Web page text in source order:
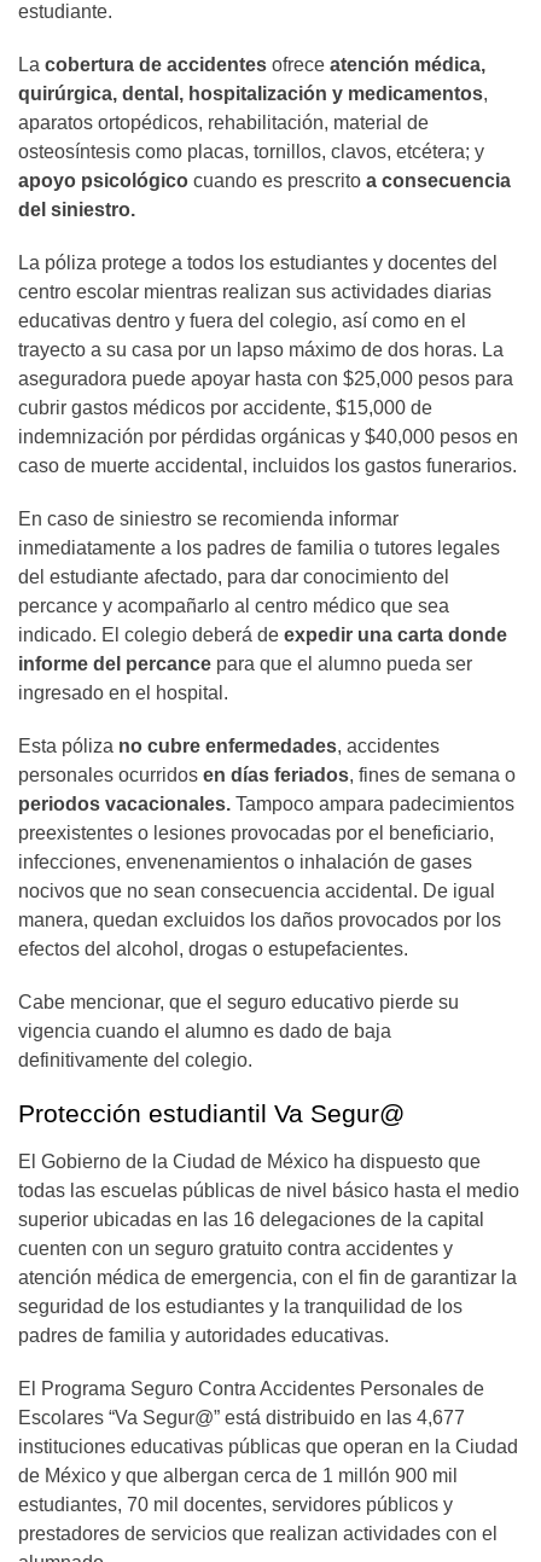
estudiante.
La cobertura de accidentes ofrece atención médica,
quirúrgica, dental, hospitalización y medicamentos,
aparatos ortopédicos, rehabilitación, material de
osteosíntesis como placas, tornillos, clavos, etcétera; y
apoyo psicológico cuando es prescrito a consecuencia
del siniestro.
La póliza protege a todos los estudiantes y docentes del
centro escolar mientras realizan sus actividades diarias
educativas dentro y fuera del colegio, así como en el
trayecto a su casa por un lapso máximo de dos horas. La
aseguradora puede apoyar hasta con $25,000 pesos para
cubrir gastos médicos por accidente, $15,000 de
indemnización por pérdidas orgánicas y $40,000 pesos en
caso de muerte accidental, incluidos los gastos funerarios.
En caso de siniestro se recomienda informar
inmediatamente a los padres de familia o tutores legales
del estudiante afectado, para dar conocimiento del
percance y acompañarlo al centro médico que sea
indicado. El colegio deberá de expedir una carta donde
informe del percance para que el alumno pueda ser
ingresado en el hospital.
Esta póliza no cubre enfermedades, accidentes
personales ocurridos en días feriados, fines de semana o
periodos vacacionales. Tampoco ampara padecimientos
preexistentes o lesiones provocadas por el beneficiario,
infecciones, envenenamientos o inhalación de gases
nocivos que no sean consecuencia accidental. De igual
manera, quedan excluidos los daños provocados por los
efectos del alcohol, drogas o estupefacientes.
Cabe mencionar, que el seguro educativo pierde su
vigencia cuando el alumno es dado de baja
definitivamente del colegio.
Protección estudiantil Va Segur@
El Gobierno de la Ciudad de México ha dispuesto que
todas las escuelas públicas de nivel básico hasta el medio
superior ubicadas en las 16 delegaciones de la capital
cuenten con un seguro gratuito contra accidentes y
atención médica de emergencia, con el fin de garantizar la
seguridad de los estudiantes y la tranquilidad de los
padres de familia y autoridades educativas.
El Programa Seguro Contra Accidentes Personales de
Escolares “Va Segur@” está distribuido en las 4,677
instituciones educativas públicas que operan en la Ciudad
de México y que albergan cerca de 1 millón 900 mil
estudiantes, 70 mil docentes, servidores públicos y
prestadores de servicios que realizan actividades con el